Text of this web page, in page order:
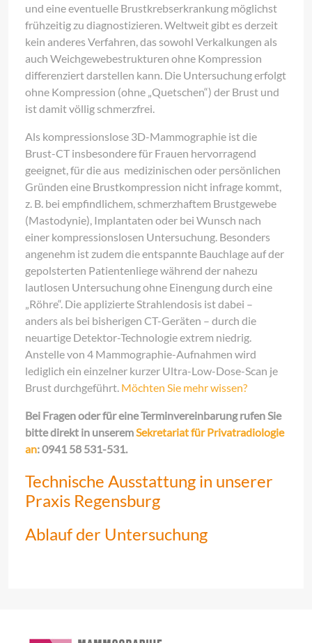
und eine eventuelle Brustkrebserkrankung möglichst
frühzeitig zu diagnostizieren. Weltweit gibt es derzeit
kein anderes Verfahren, das sowohl Verkalkungen als
auch Weichgewebestrukturen ohne Kompression
differenziert darstellen kann. Die Untersuchung erfolgt
ohne Kompression (ohne „Quetschen“) der Brust und
ist damit völlig schmerzfrei.
Als kompressionslose 3D-Mammographie ist die
Brust-CT insbesondere für Frauen hervorragend
geeignet, für die aus medizinischen oder persönlichen
Gründen eine Brustkompression nicht infrage kommt,
z. B. bei empfindlichem, schmerzhaftem Brustgewebe
(Mastodynie), Implantaten oder bei Wunsch nach
einer kompressionslosen Untersuchung. Besonders
angenehm ist zudem die entspannte Bauchlage auf der
gepolsterten Patientenliege während der nahezu
lautlosen Untersuchung ohne Einengung durch eine
„Röhre“. Die applizierte Strahlendosis ist dabei –
anders als bei bisherigen CT-Geräten – durch die
neuartige Detektor-Technologie extrem niedrig.
Anstelle von 4 Mammographie-Aufnahmen wird
lediglich ein einzelner kurzer Ultra-Low-Dose-Scan je
Brust durchgeführt. Möchten Sie mehr wissen?
Bei Fragen oder für eine Terminvereinbarung rufen Sie
bitte direkt in unserem Sekretariat für Privatradiologie
an: 0941 58 531-531.
Technische Ausstattung in unserer
Praxis Regensburg
Ablauf der Untersuchung